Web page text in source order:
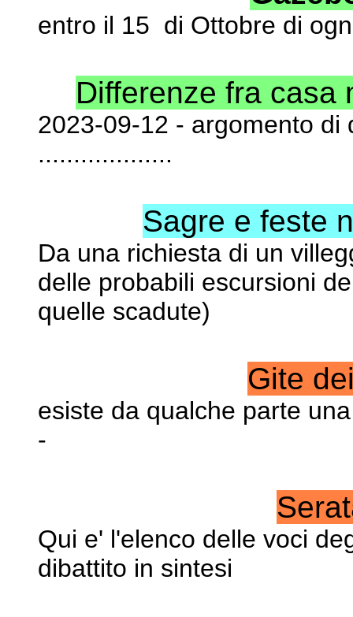
entro il 15 di Ottobre di
Differenze fra casa
2023-09-12 - argomento di
...................
Sagre e feste
Da una richiesta di un
delle probabili escursioni
quelle scadute)
Gite
esiste da qualche parte
-
Qui e' l'elenco delle voci
dibattito in sintesi